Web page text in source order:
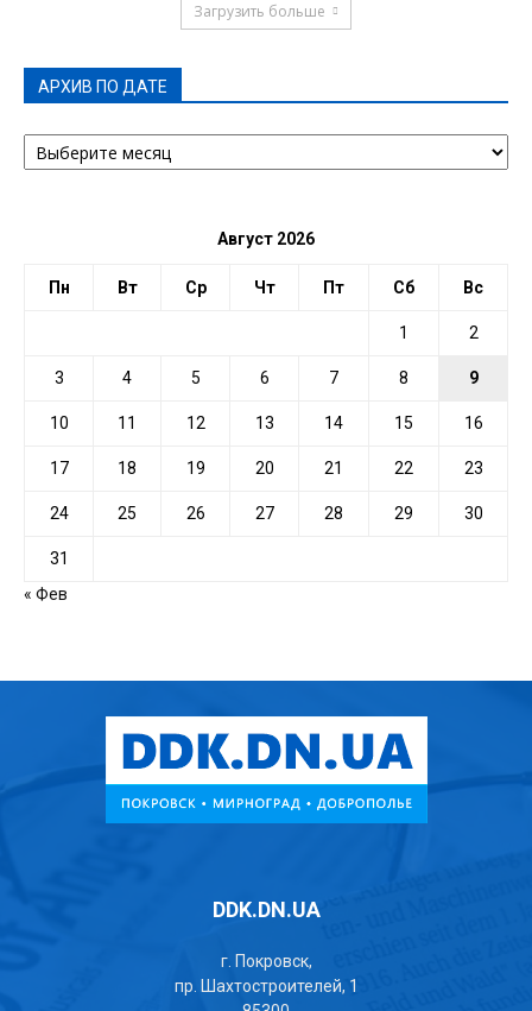
Загрузить больше
АРХИВ ПО ДАТЕ
АРХИВ
ПО
Август 2026
Пн Вт Ср Чт Пт Сб Вс
1 2
3 4 5 6 7 8 9
10 11 12 13 14 15 16
17 18 19 20 21 22 23
24 25 26 27 28 29 30
31
« Фев
DDK.DN.UA
г. Покровск,
пр. Шахтостроителей, 1